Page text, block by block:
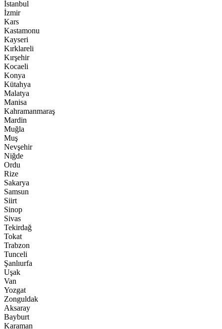
İstanbul
İzmir
Kars
Kastamonu
Kayseri
Kırklareli
Kırşehir
Kocaeli
Konya
Kütahya
Malatya
Manisa
Kahramanmaraş
Mardin
Muğla
Muş
Nevşehir
Niğde
Ordu
Rize
Sakarya
Samsun
Siirt
Sinop
Sivas
Tekirdağ
Tokat
Trabzon
Tunceli
Şanlıurfa
Uşak
Van
Yozgat
Zonguldak
Aksaray
Bayburt
Karaman